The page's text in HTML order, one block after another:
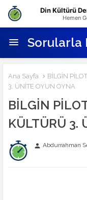
Sorularla
Ana Sayfa BİLGİN PİLOT
3. ÜNİTE OYUN OYNA
BİLGİN
KÜLTÜRÜ 3.
person Abdurrahman
Din Kültürü
Hemen